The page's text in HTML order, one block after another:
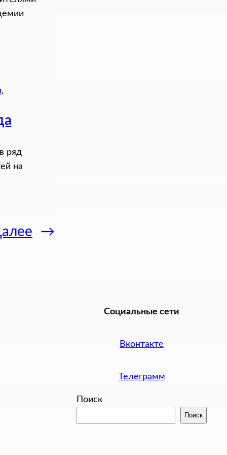
ряд
на
→
Социальные сети
Вконтакте
Телеграмм
Поиск
Поиск